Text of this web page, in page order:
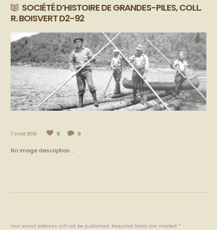
SOCIÉTÉ D’HISTOIRE DE GRANDES-PILES, COLL.
R. BOISVERT D2-92
7 JUNE 2018 0 0
No image description ...
Your email address will not be published. Required fields are marked *